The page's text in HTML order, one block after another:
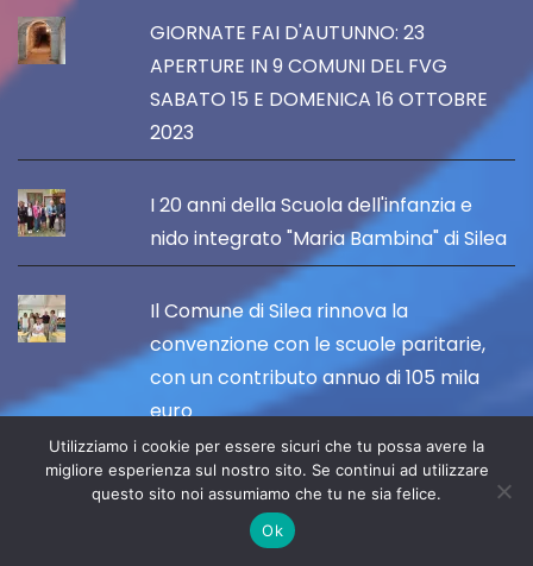
GIORNATE FAI D'AUTUNNO: 23
APERTURE IN 9 COMUNI DEL FVG
SABATO 15 E DOMENICA 16 OTTOBRE
2023
I 20 anni della Scuola dell'infanzia e
nido integrato "Maria Bambina" di Silea
Il Comune di Silea rinnova la
convenzione con le scuole paritarie,
con un contributo annuo di 105 mila
euro
IL 14 OTTOBRE APRE "PORDENONE
ARTANDFOOD" TRA ARTE, GUSTO E
TURISMO DI QUALITÀ
Utilizziamo i cookie per essere sicuri che tu possa avere la
migliore esperienza sul nostro sito. Se continui ad utilizzare
questo sito noi assumiamo che tu ne sia felice.
Ok